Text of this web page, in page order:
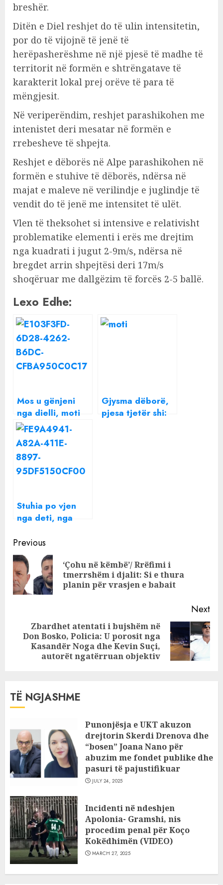
breshër.
Ditën e Diel reshjet do të ulin intensitetin,
por do të vijojnë të jenë të
herëpasherëshme në një pjesë të madhe të
territorit në formën e shtrëngatave të
karakterit lokal prej orëve të para të
mëngjesit.
Në veriperëndim, reshjet parashikohen me
intenistet deri mesatar në formën e
rrebesheve të shpejta.
Reshjet e dëborës në Alpe parashikohen në
formën e stuhive të dëborës, ndërsa në
majat e maleve në verilindje e juglindje të
vendit do të jenë me intensitet të ulët.
Vlen të theksohet si intensive e relativisht
problematike elementi i erës me drejtim
nga kuadrati i jugut 2-9m/s, ndërsa në
bregdet arrin shpejtësi deri 17m/s
shoqëruar me dallgëzim të forcës 2-5 ballë.
Lexo Edhe:
Mos u gënjeni
nga dielli, moti
merr kthesë të
papritur, reshje
dhe stuhi
Gjysma dëborë,
pjesa tjetër shi:
Stuhia po vjen
nga deti, nga
kthesë të
papritur në
Shqipëri!
Continue
Reading
Previous
‘Çohu në këmbë’/ Rrëfimi i
tmerrshëm i djalit: Si e thura
planin për vrasjen e babait
Next
Next
post:
Zbardhet atentati i bujshëm në
Don Bosko, Policia: U porosit nga
Kasandër Noga dhe Kevin Suçi,
autorët ngatërruan objektiv
TË NGJASHME
Punonjësja e UKT akuzon
drejtorin Skerdi Drenova dhe
“bosen” Joana Nano për
abuzim me fondet publike dhe
pasuri të pajustifikuar
JULY 24, 2025
Incidenti në ndeshjen
Apolonia- Gramshi, nis
procedim penal për Koço
Kokëdhimën (VIDEO)
MARCH 27, 2025